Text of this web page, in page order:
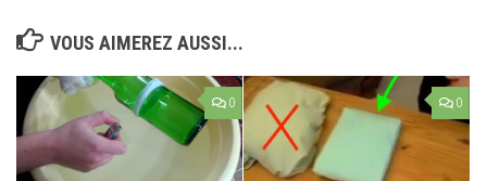
VOUS AIMEREZ AUSSI...
0 0